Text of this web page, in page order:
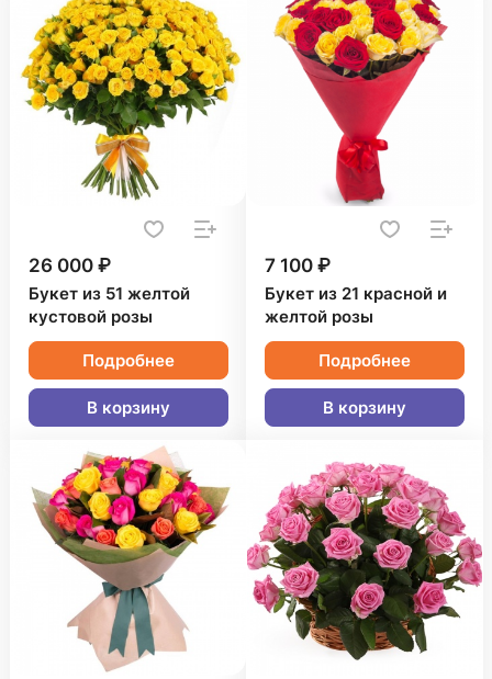
26 000 ₽
Букет из 51 желтой
кустовой розы
Подробнее
В корзину
7 100 ₽
Букет из 21 красной и
желтой розы
Подробнее
В корзину